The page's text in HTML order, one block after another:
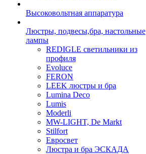
Высоковольтная аппаратура
Люстры, подвесы,бра, настольные
лампы
REDIGLE светильники из
профиля
Evoluce
FERON
LEEK люстры и бра
Lumina Deco
Lumis
Moderli
MW-LIGHT, De Markt
Stilfort
Евросвет
Люстра и бра ЭСКАДА